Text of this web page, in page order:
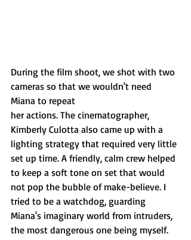
During the film shoot, we shot with two
cameras so that we wouldn't need
Miana to repeat
her actions. The cinematographer,
Kimberly Culotta also came up with a
lighting strategy that required very little
set up time. A friendly, calm crew helped
to keep a soft tone on set that would
not pop the bubble of make-believe. I
tried to be a watchdog, guarding
Miana's imaginary world from intruders,
the most dangerous one being myself.